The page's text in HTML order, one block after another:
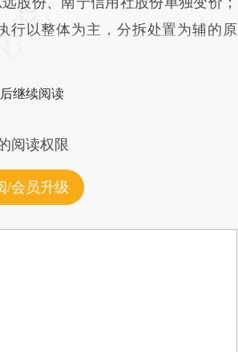
行以整体为主，分拆处置为辅的原
继续阅读
阅读权限
/会员升级